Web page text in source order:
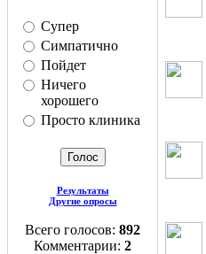
Супер
Симпатично
Пойдет
Ничего
хорошего
Просто клиника
Результаты
Другие опросы
Всего голосов: 892
Комментарии: 2